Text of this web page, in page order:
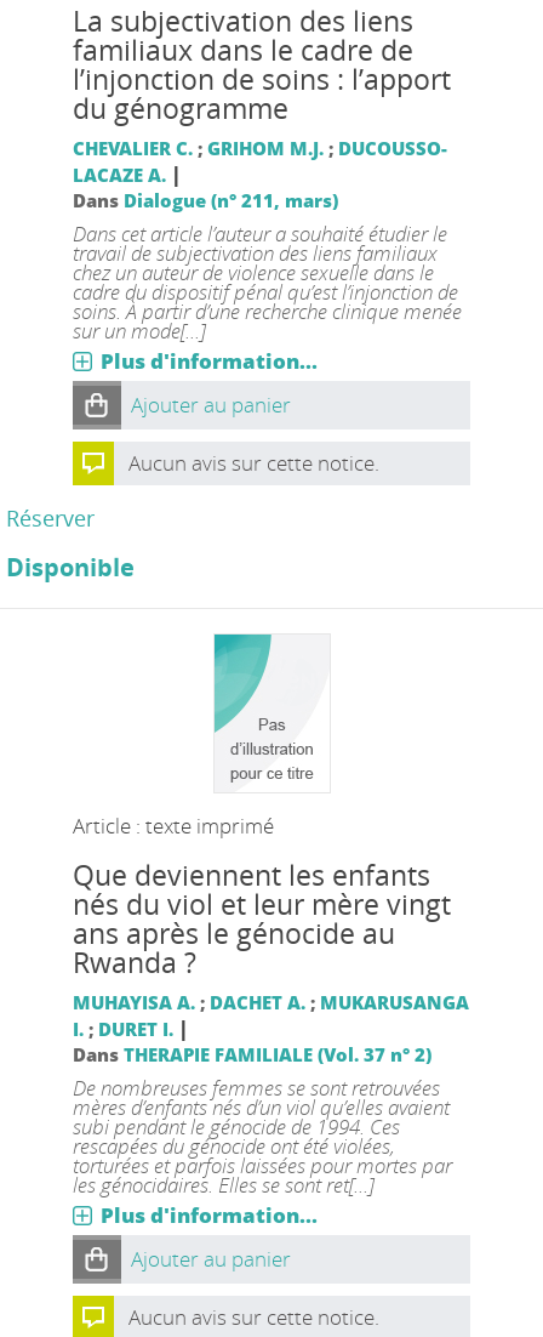
La subjectivation des liens
familiaux dans le cadre de
l’injonction de soins : l’apport
du génogramme
CHEVALIER C.; GRIHOM M.J.; DUCOUSSO-
LACAZE A. |
Dans Dialogue (n° 211, mars)
Dans cet article l’auteur a souhaité étudier le
travail de subjectivation des liens familiaux
chez un auteur de violence sexuelle dans le
cadre du dispositif pénal qu’est l’injonction de
soins. À partir d’une recherche clinique menée
sur un mode[...]
Plus d'information...
Ajouter au panier
Aucun avis sur cette notice.
Réserver
Disponible
Article : texte imprimé
Que deviennent les enfants
nés du viol et leur mère vingt
ans après le génocide au
Rwanda ?
MUHAYISA A.; DACHET A.; MUKARUSANGA
I.; DURET I. |
Dans THERAPIE FAMILIALE (Vol. 37 n° 2)
De nombreuses femmes se sont retrouvées
mères d’enfants nés d’un viol qu’elles avaient
subi pendant le génocide de 1994. Ces
rescapées du génocide ont été violées,
torturées et parfois laissées pour mortes par
les génocidaires. Elles se sont ret[...]
Plus d'information...
Ajouter au panier
Aucun avis sur cette notice.